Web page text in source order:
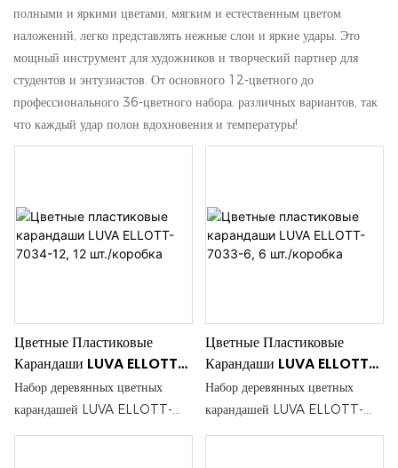
полными и яркими цветами, мягким и естественным цветом
наложений, легко представлять нежные слои и яркие удары. Это
мощный инструмент для художников и творческий партнер для
студентов и энтузиастов. От основного 12-цветного до
профессионального 36-цветного набора, различных вариантов, так
что каждый удар полон вдохновения и температуры!
Цветные Пластиковые
Карандаши LUVA ELLOTT-
7034-12, 12 Шт./коробка
Набор деревянных цветных
карандашей LUVA ELLOTT-
7034-12 включает шесть ярких,
Цветные Пластиковые
Карандаши LUVA ELLOTT-
7033-6, 6 Шт./коробка
Набор деревянных цветных
карандашей LUVA ELLOTT-
7033-6 включает шесть ярких,